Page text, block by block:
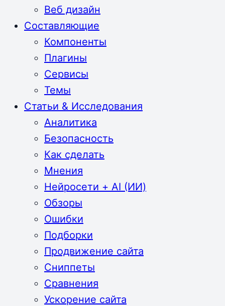
Веб дизайн
Составляющие
Компоненты
Плагины
Сервисы
Темы
Статьи & Исследования
Аналитика
Безопасность
Как сделать
Мнения
Нейросети + AI (ИИ)
Обзоры
Ошибки
Подборки
Продвижение сайта
Сниппеты
Сравнения
Ускорение сайта